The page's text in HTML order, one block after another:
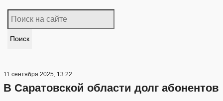
Поиск
11 сентября 2025, 13:22
В Саратовской области долг абонентов